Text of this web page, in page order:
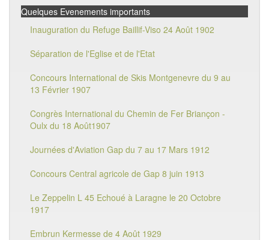
Quelques Evenements importants
Inauguration du Refuge Baillif-Viso 24 Août 1902
Séparation de l'Eglise et de l'Etat
Concours International de Skis Montgenevre du 9 au
13 Février 1907
Congrès International du Chemin de Fer Briançon -
Oulx du 18 Août1907
Journées d'Aviation Gap du 7 au 17 Mars 1912
Concours Central agricole de Gap 8 juin 1913
Le Zeppelin L 45 Echoué à Laragne le 20 Octobre
1917
Embrun Kermesse de 4 Août 1929